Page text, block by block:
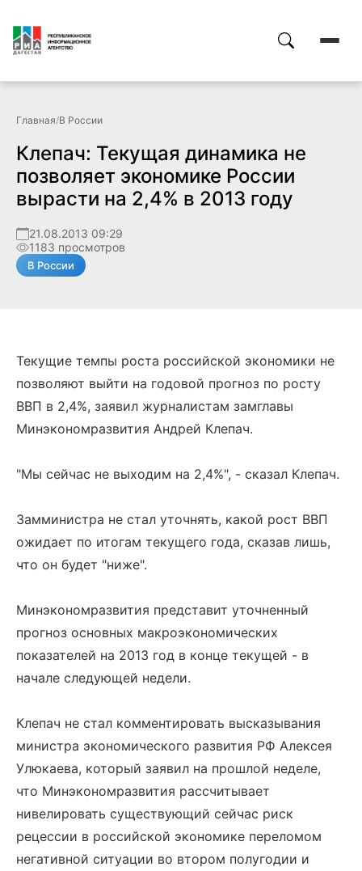
Главная/В России
Клепач: Текущая динамика не
позволяет экономике России
вырасти на 2,4% в 2013 году
21.08.2013 09:29
1183 просмотров
В России
Текущие темпы роста российской экономики не
позволяют выйти на годовой прогноз по росту
ВВП в 2,4%, заявил журналистам замглавы
Минэкономразвития Андрей Клепач.
"Мы сейчас не выходим на 2,4%", - сказал Клепач.
Замминистра не стал уточнять, какой рост ВВП
ожидает по итогам текущего года, сказав лишь,
что он будет "ниже".
Минэкономразвития представит уточненный
прогноз основных макроэкономических
показателей на 2013 год в конце текущей - в
начале следующей недели.
Клепач не стал комментировать высказывания
министра экономического развития РФ Алексея
Улюкаева, который заявил на прошлой неделе,
что Минэкономразвития рассчитывает
нивелировать существующий сейчас риск
рецессии в российской экономике переломом
негативной ситуации во втором полугодии и